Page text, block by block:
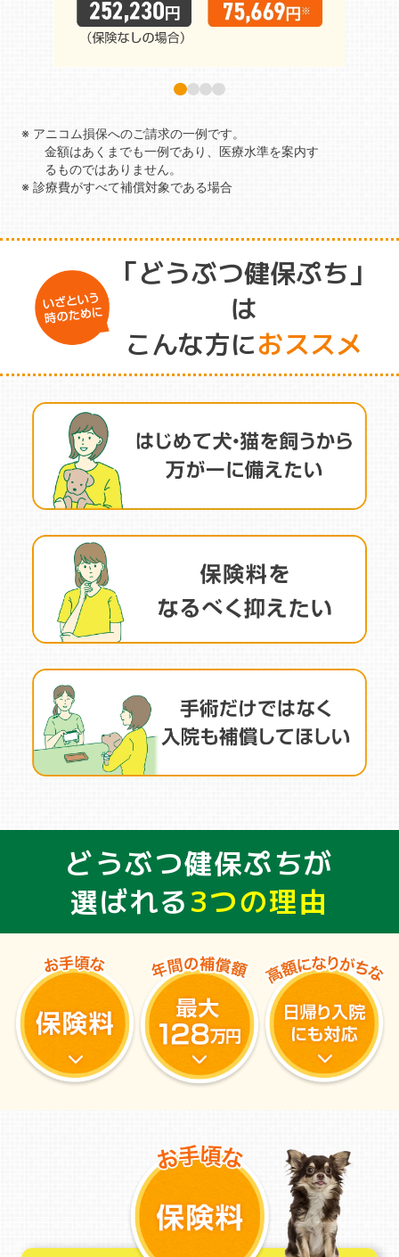
※ アニコム損保へのご請求の一例です。
金額はあくまでも一例であり、医療水準を案内す
るものではありません。
※ 診療費がすべて補償対象である場合
「どうぶつ健保ぷち」
は
こんな方におススメ
どうぶつ健保ぷちが
選ばれる3つの理由